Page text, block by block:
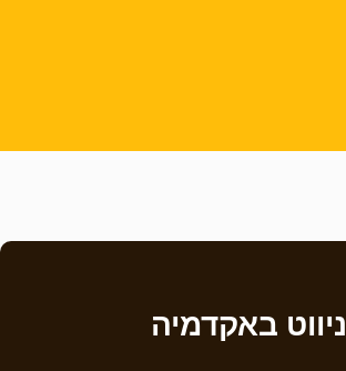
ניווט באקדמיה